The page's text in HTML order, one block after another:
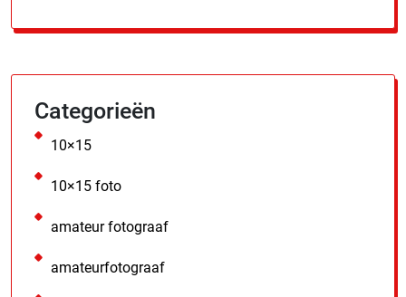
Categorieën
10×15
10×15 foto
amateur fotograaf
amateurfotograaf